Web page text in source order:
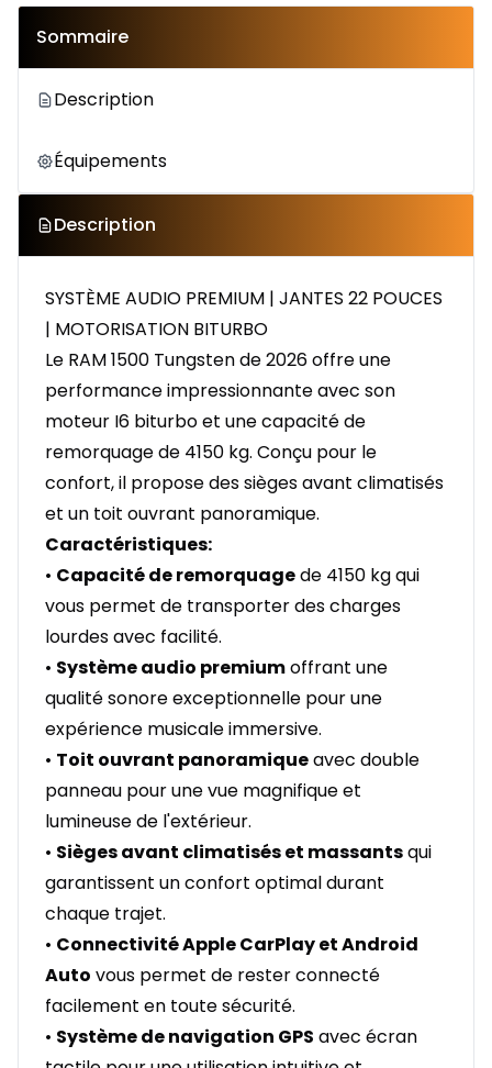
Sommaire
Description
Équipements
Description
SYSTÈME AUDIO PREMIUM | JANTES 22 POUCES
| MOTORISATION BITURBO
Le RAM 1500 Tungsten de 2026 offre une
performance impressionnante avec son
moteur I6 biturbo et une capacité de
remorquage de 4150 kg. Conçu pour le
confort, il propose des sièges avant climatisés
et un toit ouvrant panoramique.
Caractéristiques:
• Capacité de remorquagede 4150 kg qui
vous permet de transporter des charges
lourdes avec facilité.
• Système audio premiumoffrant une
qualité sonore exceptionnelle pour une
expérience musicale immersive.
• Toit ouvrant panoramiqueavec double
panneau pour une vue magnifique et
lumineuse de l'extérieur.
• Sièges avant climatisés et massantsqui
garantissent un confort optimal durant
chaque trajet.
• Connectivité Apple CarPlay et Android
Auto vous permet de rester connecté
facilement en toute sécurité.
• Système de navigation GPS avec écran